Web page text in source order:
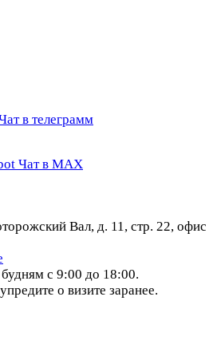
в телеграмм
Чат в МАХ
Вал, д. 11, стр. 22, офис
с 9:00 до 18:00.
о визите заранее.